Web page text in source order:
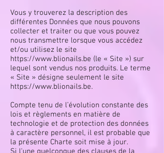
Vous y trouverez la description des
différentes Données que nous pouvons
collecter et traiter ou que vous pouvez
nous transmettre lorsque vous accédez
et/ou utilisez le site
https://www.blionails.be (le « Site ») sur
lequel sont vendus nos produits. Le terme
« Site » désigne seulement le site
https://www.blionails.be.
Compte tenu de l’évolution constante des
lois et règlements en matière de
technologie et de protection des données
à caractère personnel, il est probable que
la présente Charte soit mise à jour.